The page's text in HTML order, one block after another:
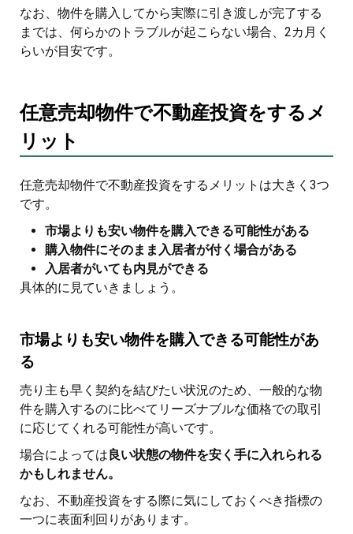
なお、物件を購入してから実際に引き渡しが完了する
までは、何らかのトラブルが起こらない場合、2カ月く
らいが目安です。
任意売却物件で不動産投資をするメ
リット
任意売却物件で不動産投資をするメリットは大きく3つ
です。
市場よりも安い物件を購入できる可能性がある
購入物件にそのまま入居者が付く場合がある
入居者がいても内見ができる
具体的に見ていきましょう。
市場よりも安い物件を購入できる可能性があ
る
売り主も早く契約を結びたい状況のため、一般的な物
件を購入するのに比べてリーズナブルな価格での取引
に応じてくれる可能性が高いです。
場合によっては 良い状態の物件を安く手に入れられる
かもしれません。
なお、不動産投資をする際に気にしておくべき指標の
一つに表面利回りがあります。